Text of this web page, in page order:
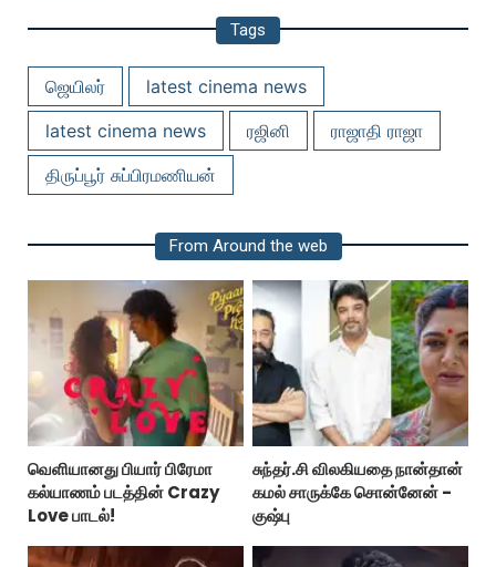
Tags
ஜெயிலர்
latest cinema news
latest cinema news
ரஜினி
ராஜாதி ராஜா
திருப்பூர் சுப்பிரமணியன்
From Around the web
வெளியானது பியார் பிரேமா
கல்யாணம் படத்தின் Crazy
Love பாடல்!
சுந்தர்.சி விலகியதை நான்தான்
கமல் சாருக்கே சொன்னேன் -
குஷ்பு